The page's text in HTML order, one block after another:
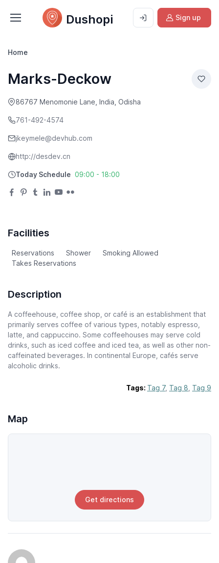
Dushopi Sign up
Home
Marks-Deckow
86767 Menomonie Lane, India, Odisha
761-492-4574
jkeymele@devhub.com
http://desdev.cn
Today Schedule 09:00 - 18:00
Facilities
Reservations Shower
Smoking Allowed
Takes Reservations
Description
A coffeehouse, coffee shop, or café is an establishment that
primarily serves coffee of various types, notably espresso,
latte, and cappuccino. Some coffeehouses may serve cold
drinks, such as iced coffee and iced tea, as well as other non-
caffeinated beverages. In continental Europe, cafés serve
alcoholic drinks.
Tags: Tag 7, Tag 8 Tag 9
Map
Get directions